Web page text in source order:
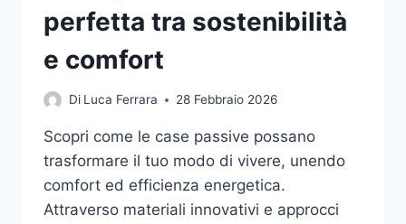
perfetta tra sostenibilità
e comfort
Di Luca Ferrara 28 Febbraio 2026
Scopri come le case passive possano
trasformare il tuo modo di vivere, unendo
comfort ed efficienza energetica.
Attraverso materiali innovativi e approcci